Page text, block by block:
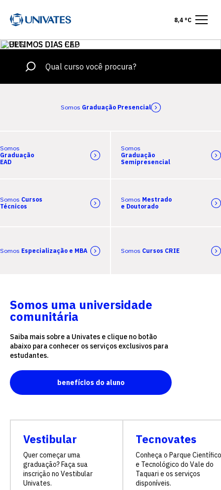
8,4 °C
Somos Graduação Presencial
Somos
Graduação
EAD
Somos
Graduação
Semipresencial
Somos Cursos
Técnicos
Somos Mestrado
e Doutorado
Somos Especialização e MBA Somos Cursos CRIE
Somos uma universidade
comunitária
Saiba mais sobre a Univates e clique no botão
abaixo para conhecer os serviços exclusivos para
estudantes.
benefícios do aluno
Vestibular
Quer começar uma
graduação? Faça sua
inscrição no Vestibular
Univates.
Tecnovates
Conheça o Parque Científico
e Tecnológico do Vale do
Taquari e os serviços
disponíveis.